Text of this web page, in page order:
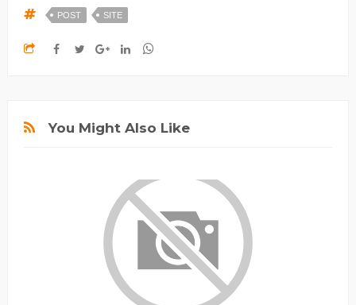
POST SITE
You Might Also Like